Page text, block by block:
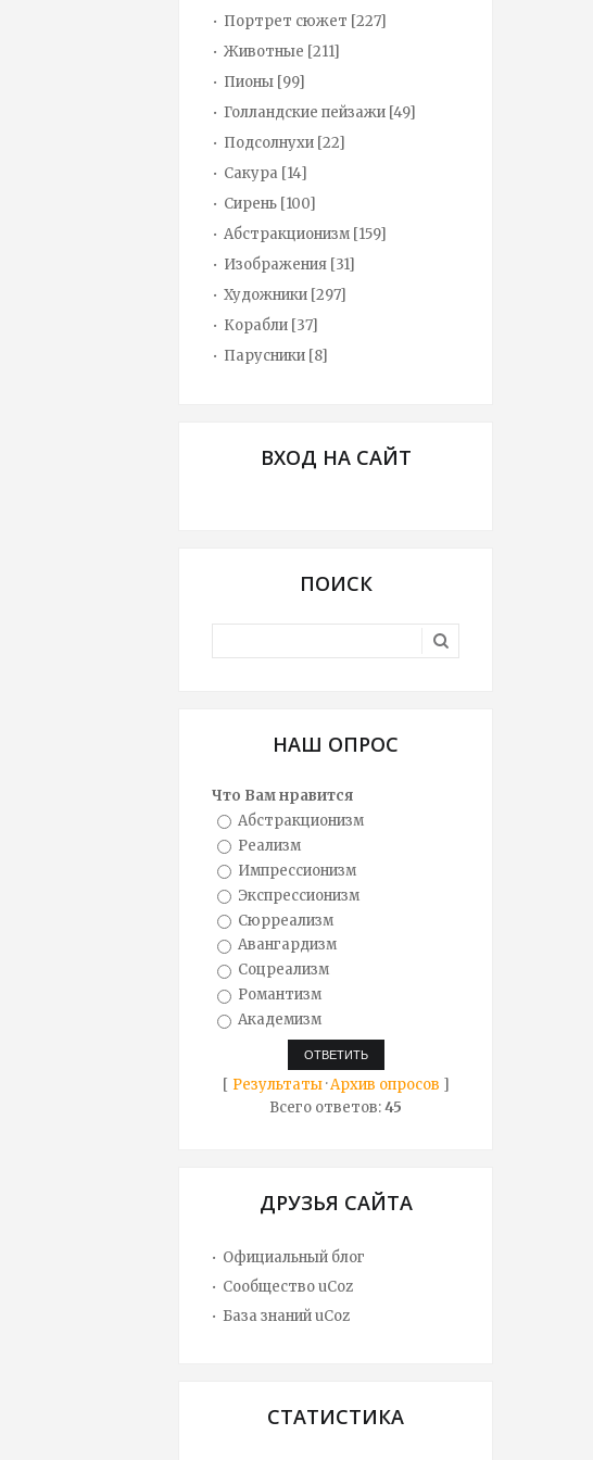
Портрет сюжет [227]
Животные [211]
Пионы [99]
Голландские пейзажи [49]
Подсолнухи [22]
Сакура [14]
Сирень [100]
Абстракционизм [159]
Изображения [31]
Художники [297]
Корабли [37]
Парусники [8]
ВХОД НА САЙТ
ПОИСК
НАШ ОПРОС
Что Вам нравится
Абстракционизм
Реализм
Импрессионизм
Экспрессионизм
Сюрреализм
Авангардизм
Соцреализм
Романтизм
Академизм
[ Результаты·Архив опросов ]
Всего ответов:45
ДРУЗЬЯ САЙТА
Официальный блог
Сообщество uCoz
База знаний uCoz
СТАТИСТИКА